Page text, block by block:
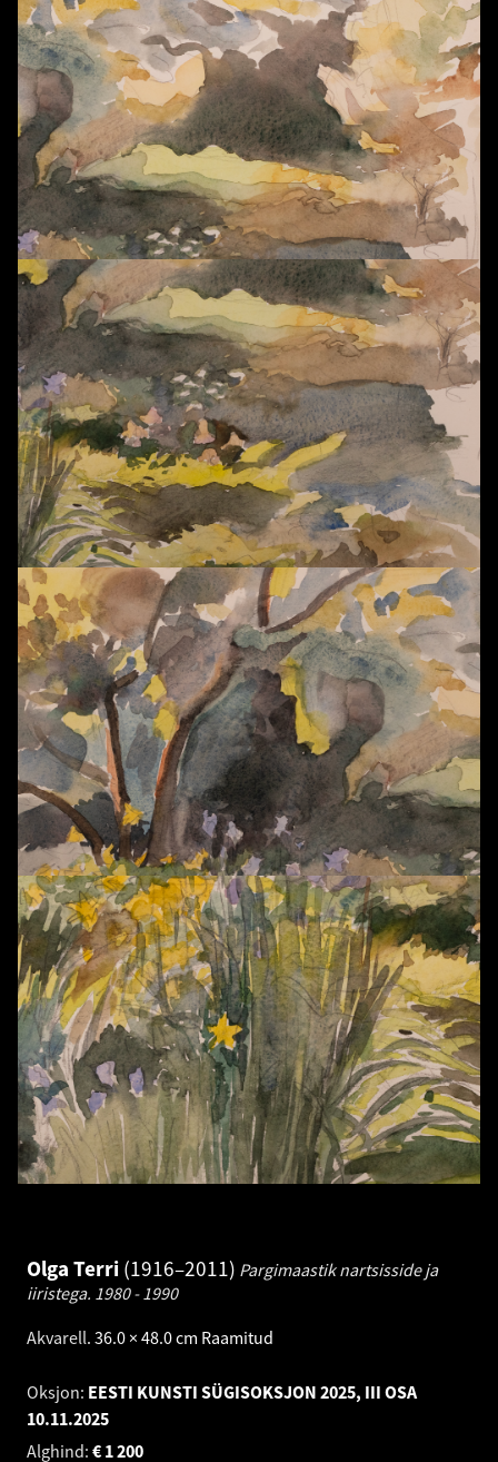
Olga Terri 1916–2011 Pargimaastik nartsisside ja
iiristega. 1980 - 1990
Akvarell. 36.0 × 48.0 cm Raamitud
Oksjon: EESTI KUNSTI SÜGISOKSJON 2025, III OSA
10.11.2025
Alghind:
1 200
€